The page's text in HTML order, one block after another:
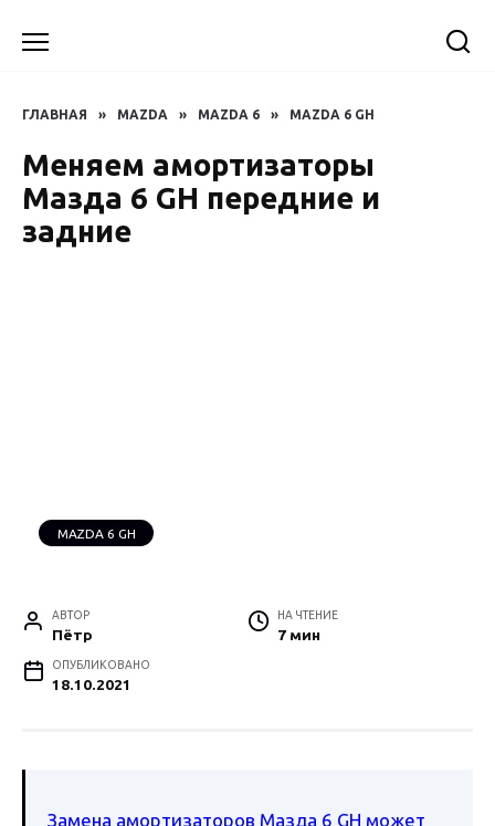
ГЛАВНАЯ » MAZDA » MAZDA 6 » MAZDA 6 GH
Меняем амортизаторы
Мазда 6 GH передние и
задние
MAZDA 6 GH
АВТОР
Пётр
НА ЧТЕНИЕ
7 мин
ОПУБЛИКОВАНО
18.10.2021
Замена амортизаторов Мазда 6 GH может